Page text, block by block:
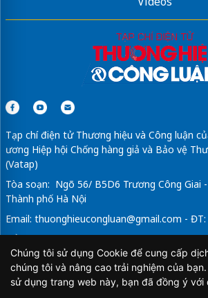
Tạp chí điện tử Thương hiệu và Công luận
ương Hiệp hội Chống hàng giả và Bảo vệ
(Vatap)
Tòa soạn: Ngõ 56/ B5D6 Trương Công Giai -
Thành phố Hà Nội
Email: thuonghieucongluan@gmail.com - ĐT:
Tổng Biên Tập: Vũ Đức Thuận
Giấy phép hoạt động báo chí điện tử số 64/
Thông tin và Truyền thông cấp ngày 21/2/
Chúng tôi sử dụng Cookie để cung cấp
chúng tôi và nâng cao trải nghiệm của
sử dụng trang web này, bạn đã đồng ý với